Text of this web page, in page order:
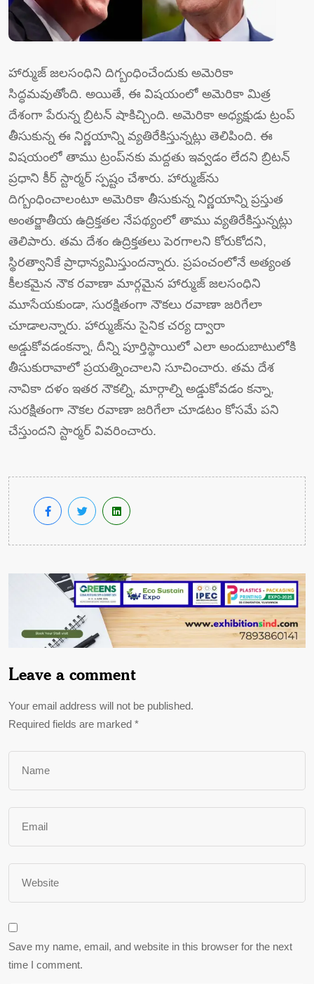
హార్ముజ్ జలసంధిని దిగ్బంధించేందుకు అమెరికా
సిద్ధమవుతోంది. అయితే, ఈ విషయంలో అమెరికా మిత్ర
దేశంగా పేరున్న బ్రిటన్ షాకిచ్చింది. అమెరికా అధ్యక్షుడు ట్రంప్
తీసుకున్న ఈ నిర్ణయాన్ని వ్యతిరేకిస్తున్నట్లు తెలిపింది. ఈ
విషయంలో తాము ట్రంప్‌నకు మద్దతు ఇవ్వడం లేదని బ్రిటన్
ప్రధాని కీర్ స్టార్మర్ స్పష్టం చేశారు. హార్ముజ్‌ను
దిగ్బంధించాలంటూ అమెరికా తీసుకున్న నిర్ణయాన్ని ప్రస్తుత
అంతర్జాతీయ ఉద్రిక్తతల నేపథ్యంలో తాము వ్యతిరేకిస్తున్నట్లు
తెలిపారు. తమ దేశం ఉద్రిక్తతలు పెరగాలని కోరుకోదని,
స్థిరత్వానికే ప్రాధాన్యమిస్తుందన్నారు. ప్రపంచంలోనే అత్యంత
కీలకమైన నౌక రవాణా మార్గమైన హార్ముజ్ జలసంధిని
మూసేయకుండా, సురక్షితంగా నౌకలు రవాణా జరిగేలా
చూడాలన్నారు. హార్ముజ్‌ను సైనిక చర్య ద్వారా
అడ్డుకోవడంకన్నా, దీన్ని పూర్తిస్థాయిలో ఎలా అందుబాటులోకి
తీసుకురావాలో ప్రయత్నించాలని సూచించారు. తమ దేశ
నావికా దళం ఇతర నౌకల్ని, మార్గాల్ని అడ్డుకోవడం కన్నా,
సురక్షితంగా నౌకల రవాణా జరిగేలా చూడటం కోసమే పని
చేస్తుందని స్టార్మర్ వివరించారు.
Leave a comment
Your email address will not be published.
Required fields are marked *
Save my name, email, and website in this browser for the next
time I comment.